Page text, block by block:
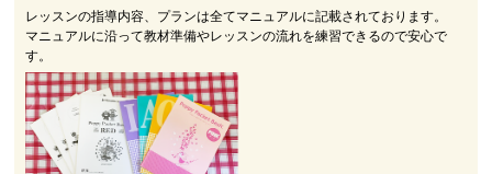
レッスンの指導内容、プランは全てマニュアルに記載されております。
マニュアルに沿って教材準備やレッスンの流れを練習できるので安心で
す。